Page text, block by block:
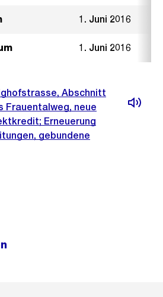
1. Juni 2016
1. Juni 2016
Abschnitt
Frauentalweg, neue
Erneuerung
gebundene